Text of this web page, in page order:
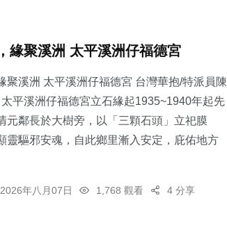
緣聚溪洲 太平溪洲仔福德宮
聚溪洲 太平溪洲仔福德宮 台灣華抱/特派員陳
平溪洲仔福德宮立石緣起1935~1940年起先
元鄰長於大樹旁，以「三顆石頭」立祀膜
靈驅邪安魂，自此鄉里漸入安定，庇佑地方
2026年八月07日 1,768 觀看 4 分享